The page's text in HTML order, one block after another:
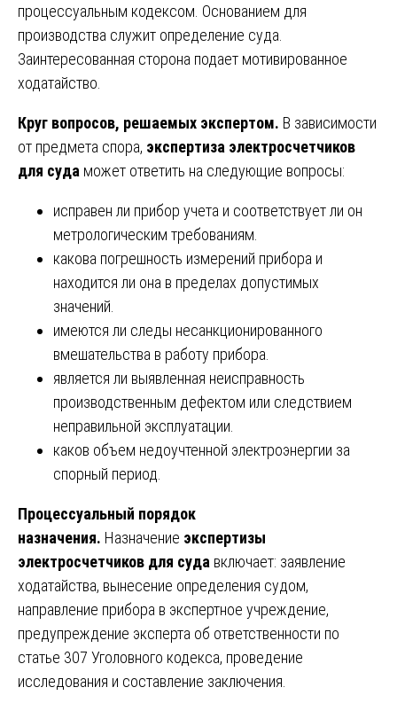
процессуальным кодексом. Основанием для
производства служит определение суда.
Заинтересованная сторона подает мотивированное
ходатайство.
Круг вопросов, решаемых экспертом. В зависимости
от предмета спора, экспертиза электросчетчиков
для суда может ответить на следующие вопросы:
исправен ли прибор учета и соответствует ли он
метрологическим требованиям.
какова погрешность измерений прибора и
находится ли она в пределах допустимых
значений.
имеются ли следы несанкционированного
вмешательства в работу прибора.
является ли выявленная неисправность
производственным дефектом или следствием
неправильной эксплуатации.
каков объем недоучтенной электроэнергии за
спорный период.
Процессуальный порядок
назначения. Назначение экспертизы
электросчетчиков для суда включает: заявление
ходатайства, вынесение определения судом,
направление прибора в экспертное учреждение,
предупреждение эксперта об ответственности по
статье 307 Уголовного кодекса, проведение
исследования и составление заключения.